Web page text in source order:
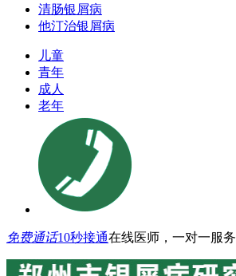
清肠银屑病
他汀治银屑病
儿童
青年
成人
老年
免费通话10秒接通在线医师，一对一服务